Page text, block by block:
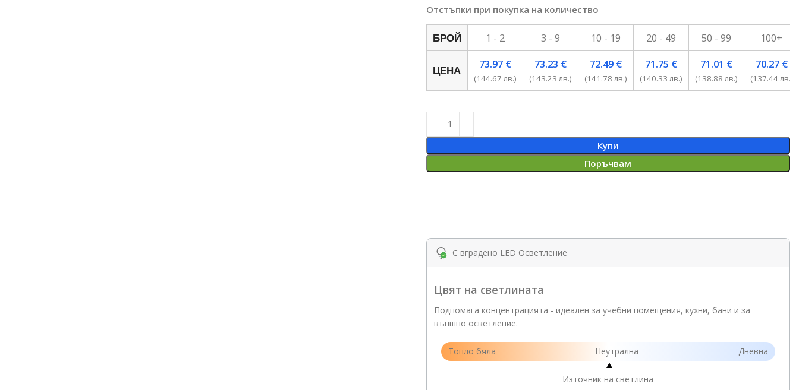
Отстъпки при покупка на количество
БРОЙ 1 - 2 3 - 9 10 - 19 20 - 49 50 - 99 100+
ЦЕНА 73.97 €
(144.67 лв.)
73.23 €
(143.23 лв.)
72.49 €
(141.78 лв.)
71.75 €
(140.33 лв.)
71.01 €
(138.88 лв.)
70.27 €
(137.44 лв.)
Купи
Поръчвам
С вградено LED Осветление
Цвят на светлината
Подпомага концентрацията - идеален за учебни помещения, кухни, бани и за
външно осветление.
Топло бяла Неутрална Дневна
Източник на светлина